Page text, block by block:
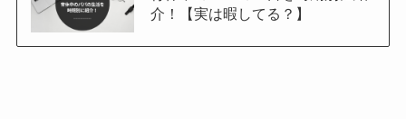
介！【実は暇してる？】